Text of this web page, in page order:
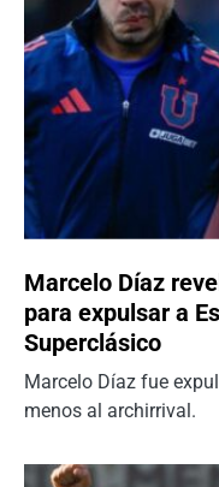
Marcelo Díaz
para expulsar a
Superclásico
Marcelo Díaz fue
menos al archirrival.